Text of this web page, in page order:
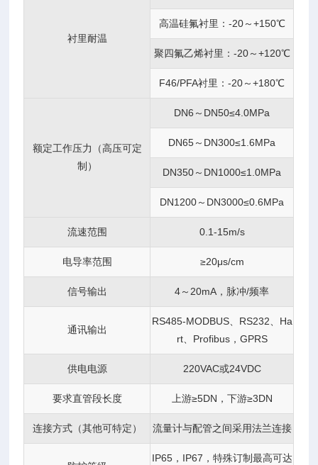
衬里耐温
高温硅氟衬里：-20～+150℃
聚四氟乙烯衬里：-20～+120℃
F46/PFA衬里：-20～+180℃
额定工作压力（高压可定
制）
DN6～DN50≤4.0MPa
DN65～DN300≤1.6MPa
DN350～DN1000≤1.0MPa
DN1200～DN3000≤0.6MPa
流速范围 0.1-15m/s
电导率范围 ≥20μs/cm
信号输出 4～20mA，脉冲/频率
通讯输出
RS485-MODBUS、RS232、Ha
rt、Profibus，GPRS
供电电源 220VAC或24VDC
要求直管段长度 上游≥5DN，下游≥3DN
连接方式（其他可特定） 流量计与配管之间采用法兰连接
IP65，IP67，特殊订制最高可达